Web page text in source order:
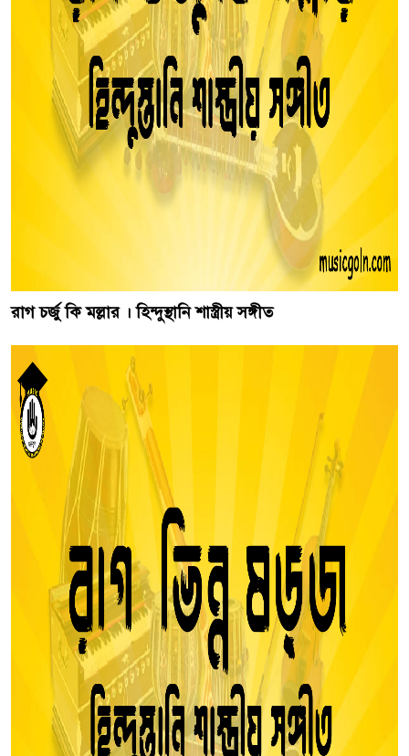
রাগ চর্জু কি মল্লার । হিন্দুস্থানি শাস্ত্রীয় সঙ্গীত